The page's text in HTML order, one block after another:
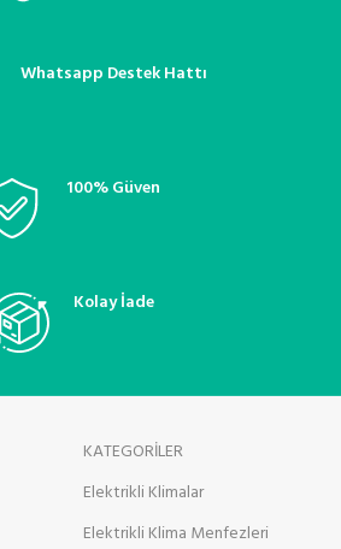
Whatsapp Destek Hattı
100% Güven
Kolay İade
KATEGORİLER
Elektrikli Klimalar
Elektrikli Klima Menfezleri